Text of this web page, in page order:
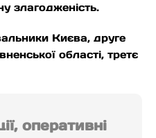
злагодженість.
Києва, друге
області, третє
оперативні